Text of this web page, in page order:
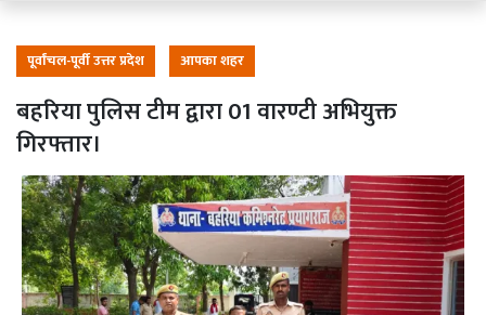
पूर्वांचल-पूर्वी उत्तर प्रदेश आपका शहर
बहरिया पुलिस टीम द्वारा 01 वारण्टी अभियुक्त
गिरफ्तार।